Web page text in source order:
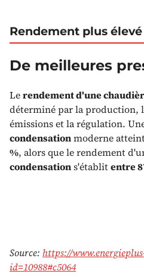
Rendement plus élevé
De meilleures
Lerendement d'une
déterminé par la production,
émissions et la régulation.
condensationmoderne
%, alors que le rendement
condensations'établitentre
Source: https://
id=10988#c5064